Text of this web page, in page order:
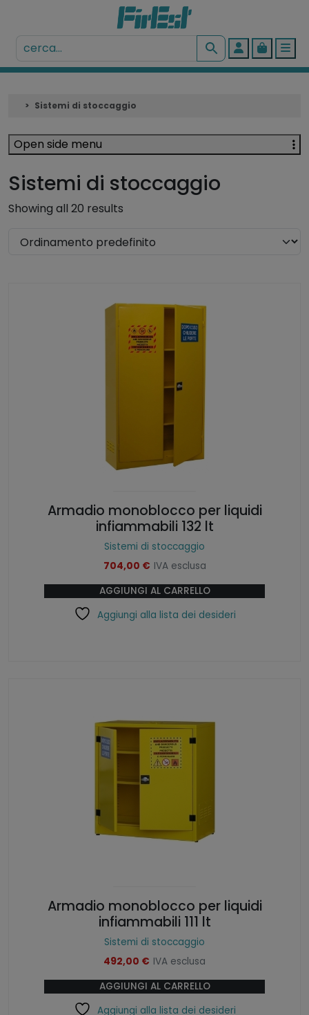
Account
Cart
Sistemi di stoccaggio
Sistemi di stoccaggio
Showing all 20 results
Armadio monoblocco per liquidi
infiammabili 132 lt
Sistemi di stoccaggio
704,00 € IVA esclusa
AGGIUNGI AL CARRELLO
Aggiungi alla lista dei desideri
Armadio monoblocco per liquidi
infiammabili 111 lt
Sistemi di stoccaggio
492,00 € IVA esclusa
AGGIUNGI AL CARRELLO
Aggiungi alla lista dei desideri
Open side menu